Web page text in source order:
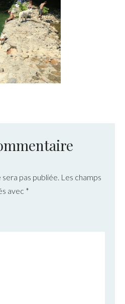
pas publiée. Les champs
avec *